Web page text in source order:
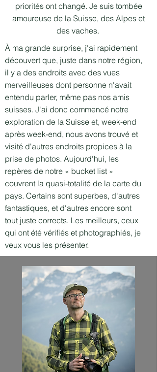
priorités ont changé. Je suis tombée
amoureuse de la Suisse, des Alpes et
des vaches.
À ma grande surprise, j'ai rapidement
découvert que, juste dans notre région,
il y a des endroits avec des vues
merveilleuses dont personne n'avait
entendu parler, même pas nos amis
suisses. J'ai donc commencé notre
exploration de la Suisse et, week-end
après week-end, nous avons trouvé et
visité d'autres endroits propices à la
prise de photos. Aujourd'hui, les
repères de notre « bucket list »
couvrent la quasi-totalité de la carte du
pays. Certains sont superbes, d'autres
fantastiques, et d'autres encore sont
tout juste corrects. Les meilleurs, ceux
qui ont été vérifiés et photographiés, je
veux vous les présenter.